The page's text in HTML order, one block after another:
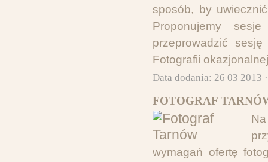
sposób, by
Proponujemy
przeprowadzić
Fotografii
Data dodania: 26 03 2013
FOTOGRAF
wymagań ofertę